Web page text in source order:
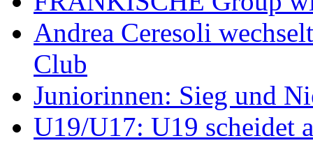
Andrea Ceresoli
Club
Juniorinnen: Sieg und
U19/U17: U19 scheidet